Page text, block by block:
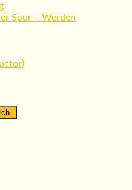
Spur – Werden